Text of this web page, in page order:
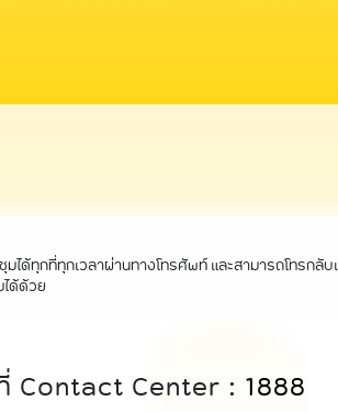
ด้ทุกที่ทุกเวลาผ่านทางโทรศัพท์ และสามารถโทรกลับ
ด้ด้วย
Contact Center : 1888